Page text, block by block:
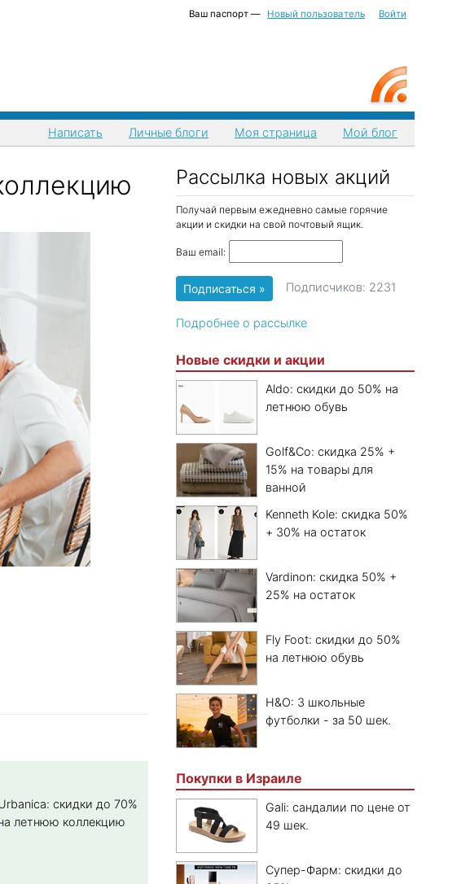
Ваш паспорт — Новый пользователь Войти
Написать Личные блоги Моя страница Мой блог
скидки до 70%
летнюю коллекцию
Рассылка новых акций
Получай первым ежедневно самые горячие
акции и скидки на свой почтовый ящик.
Ваш email:
Подписчиков: 2231
Подробнее о рассылке
Новые скидки и акции
Aldo: скидки до 50% на
летнюю обувь
Golf&Co: скидка 25% +
15% на товары для
ванной
Kenneth Kole: скидка 50%
+ 30% на остаток
Vardinon: скидка 50% +
25% на остаток
Fly Foot: скидки до 50%
на летнюю обувь
H&O: 3 школьные
футболки - за 50 шек.
Покупки в Израиле
Gali: сандалии по цене от
49 шек.
Супер-Фарм: скидки до